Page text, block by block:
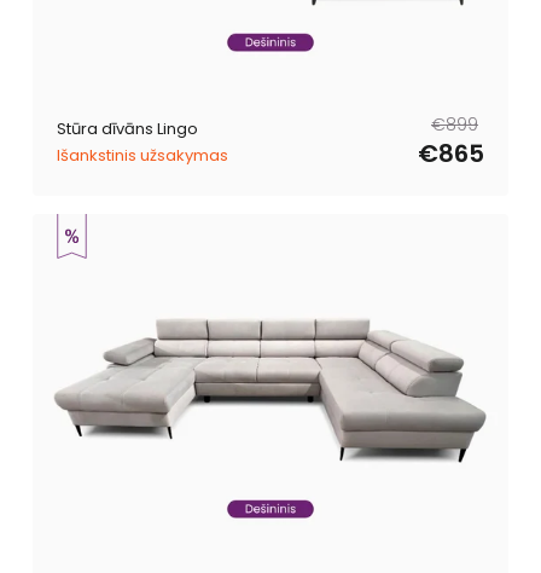
Stūra dīvāns Lingo
Išankstinis užsakymas
Parastā
cena
€899
Pārdošanas
cena€865